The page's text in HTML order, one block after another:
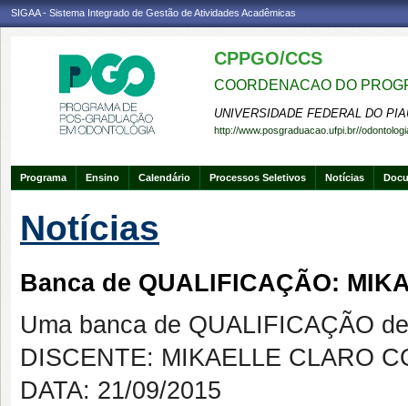
SIGAA - Sistema Integrado de Gestão de Atividades Acadêmicas
CPPGO/CCS
COORDENACAO DO
UNIVERSIDADE FEDERAL DO
http://www.posgraduacao.ufpi.br//
Programa Ensino Calendário Processos Seletivos Notícias
Notícias
Banca de QUALIFICAÇÃO:
Uma banca de QUALIFICAÇÃO
DISCENTE: MIKAELLE CLARO
DATA: 21/09/2015